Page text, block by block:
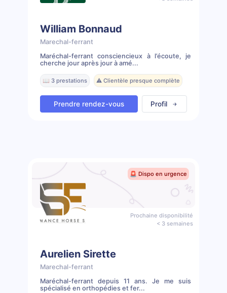
William Bonnaud
Marechal-ferrant
Maréchal-ferrant consciencieux à l’écoute, je
cherche jour après jour à amé...
📖 3 prestations ⚠️ Clientèle presque complète
Prendre rendez-vous Profil
🚨 Dispo en urgence
Prochaine disponibilité
< 3 semaines
Aurelien Sirette
Marechal-ferrant
Maréchal-ferrant depuis 11 ans. Je me suis
spécialisé en orthopédies et fer...